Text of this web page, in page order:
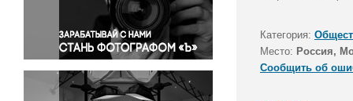
Правосудие
Происшествия и конфликты
Религия
Светская жизнь
Спорт
Категория:
Место: Россия,
Сообщить об